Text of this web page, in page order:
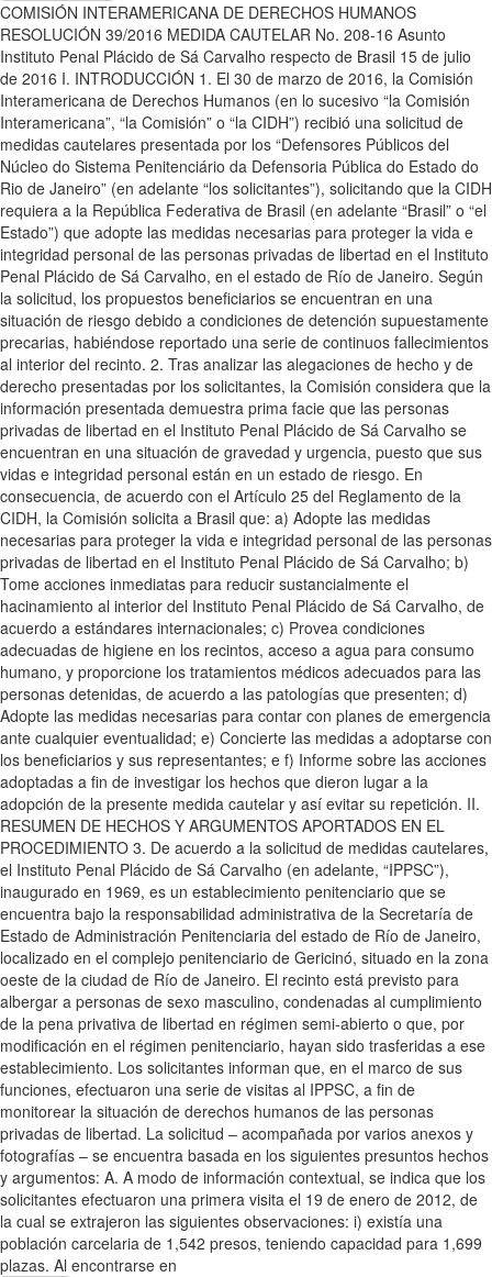
COMISIÓN INTERAMERICANA DE DERECHOS HUMANOS
RESOLUCIÓN 39/2016 MEDIDA CAUTELAR No. 208-16 Asunto
Instituto Penal Plácido de Sá Carvalho respecto de Brasil 15 de julio
de 2016 I. INTRODUCCIÓN 1. El 30 de marzo de 2016, la Comisión
Interamericana de Derechos Humanos (en lo sucesivo “la Comisión
Interamericana”, “la Comisión” o “la CIDH”) recibió una solicitud de
medidas cautelares presentada por los “Defensores Públicos del
Núcleo do Sistema Penitenciário da Defensoria Pública do Estado do
Rio de Janeiro” (en adelante “los solicitantes”), solicitando que la CIDH
requiera a la República Federativa de Brasil (en adelante “Brasil” o “el
Estado”) que adopte las medidas necesarias para proteger la vida e
integridad personal de las personas privadas de libertad en el Instituto
Penal Plácido de Sá Carvalho, en el estado de Río de Janeiro. Según
la solicitud, los propuestos beneficiarios se encuentran en una
situación de riesgo debido a condiciones de detención supuestamente
precarias, habiéndose reportado una serie de continuos fallecimientos
al interior del recinto. 2. Tras analizar las alegaciones de hecho y de
derecho presentadas por los solicitantes, la Comisión considera que la
información presentada demuestra prima facie que las personas
privadas de libertad en el Instituto Penal Plácido de Sá Carvalho se
encuentran en una situación de gravedad y urgencia, puesto que sus
vidas e integridad personal están en un estado de riesgo. En
consecuencia, de acuerdo con el Artículo 25 del Reglamento de la
CIDH, la Comisión solicita a Brasil que: a) Adopte las medidas
necesarias para proteger la vida e integridad personal de las personas
privadas de libertad en el Instituto Penal Plácido de Sá Carvalho; b)
Tome acciones inmediatas para reducir sustancialmente el
hacinamiento al interior del Instituto Penal Plácido de Sá Carvalho, de
acuerdo a estándares internacionales; c) Provea condiciones
adecuadas de higiene en los recintos, acceso a agua para consumo
humano, y proporcione los tratamientos médicos adecuados para las
personas detenidas, de acuerdo a las patologías que presenten; d)
Adopte las medidas necesarias para contar con planes de emergencia
ante cualquier eventualidad; e) Concierte las medidas a adoptarse con
los beneficiarios y sus representantes; e f) Informe sobre las acciones
adoptadas a fin de investigar los hechos que dieron lugar a la
adopción de la presente medida cautelar y así evitar su repetición. II.
RESUMEN DE HECHOS Y ARGUMENTOS APORTADOS EN EL
PROCEDIMIENTO 3. De acuerdo a la solicitud de medidas cautelares,
el Instituto Penal Plácido de Sá Carvalho (en adelante, “IPPSC”),
inaugurado en 1969, es un establecimiento penitenciario que se
encuentra bajo la responsabilidad administrativa de la Secretaría de
Estado de Administración Penitenciaria del estado de Río de Janeiro,
localizado en el complejo penitenciario de Gericinó, situado en la zona
oeste de la ciudad de Río de Janeiro. El recinto está previsto para
albergar a personas de sexo masculino, condenadas al cumplimiento
de la pena privativa de libertad en régimen semi-abierto o que, por
modificación en el régimen penitenciario, hayan sido trasferidas a ese
establecimiento. Los solicitantes informan que, en el marco de sus
funciones, efectuaron una serie de visitas al IPPSC, a fin de
monitorear la situación de derechos humanos de las personas
privadas de libertad. La solicitud – acompañada por varios anexos y
fotografías – se encuentra basada en los siguientes presuntos hechos
y argumentos: A. A modo de información contextual, se indica que los
solicitantes efectuaron una primera visita el 19 de enero de 2012, de
la cual se extrajeron las siguientes observaciones: i) existía una
población carcelaria de 1,542 presos, teniendo capacidad para 1,699
plazas. Al encontrarse en